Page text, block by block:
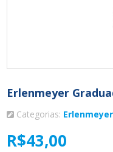
Erlenmeyer
Categorias: Erlenmeyer
R$43,00